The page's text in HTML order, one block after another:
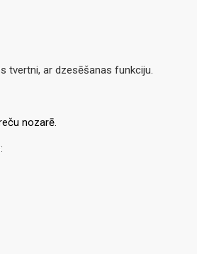
tvertni, ar dzesēšanas funkciju.
nozarē.